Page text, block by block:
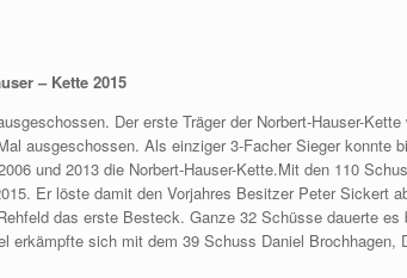
– Kette 2015
Der erste Träger der Norbert-Hauser-Kette
ausgeschossen. Als einziger 3-Facher Sieger konnte
und 2013 die Norbert-Hauser-Kette.Mit den 110
Er löste damit den Vorjahres Besitzer Peter Sickert
das erste Besteck. Ganze 32 Schüsse dauerte es
erkämpfte sich mit dem 39 Schuss Daniel Brochhagen,